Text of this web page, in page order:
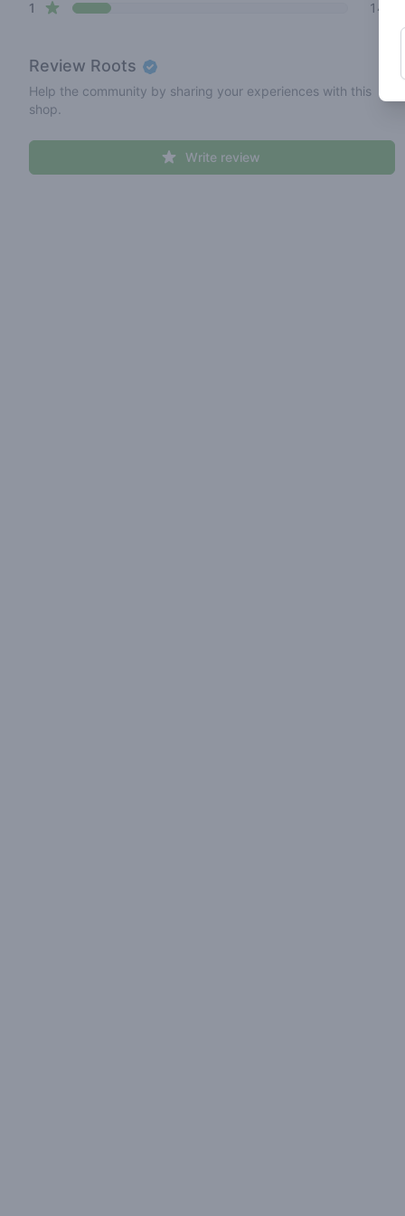
1 star reviews 14%
Review Roots
Help the community by sharing your experiences with this
shop.
Write review